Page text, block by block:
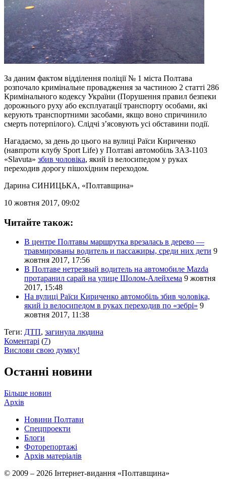
За даним фактом відділення поліції № 1 міста Полтава
розпочало кримінальне провадження за частиною 2 статті 286
Кримінального кодексу України (Порушення правил безпеки
дорожнього руху або експлуатації транспорту особами, які
керують транспортними засобами, якщо воно спричинило
смерть потерпілого). Слідчі з’ясовують усі обставини події.
Нагадаємо, за день до цього на вулиці Раїси Кириченко
(навпроти клубу Sport Life) у Полтаві автомобіль ЗАЗ-1103
«Slavuta» збив чоловіка, який із велосипедом у руках
переходив дорогу пішохідним переходом.
Дарина СИНИЦЬКА, «Полтавщина»
10 жовтня 2017, 09:02
Читайте також:
В центре Полтавы маршрутка врезалась в дерево —
травмированы водитель и пассажиры, среди них дети 9
жовтня 2017, 17:56
В Полтаве нетрезвый водитель на автомобиле Mazda
протаранил сарай на улице Шолом-Алейхема 9 жовтня
2017, 15:48
На вулиці Раїси Кириченко автомобіль збив чоловіка,
який із велосипедом в руках переходив по «зебрі» 9
жовтня 2017, 11:38
Теги: ДТП, загинула людина
Коментарі (7)
Вислови свою думку!
Останні новини
Більше новин
Архів
Новини Полтави
Спецпроекти
Блоги
Фоторепортажі
Архів матеріалів
© 2009 – 2026 Інтернет-видання «Полтавщина»